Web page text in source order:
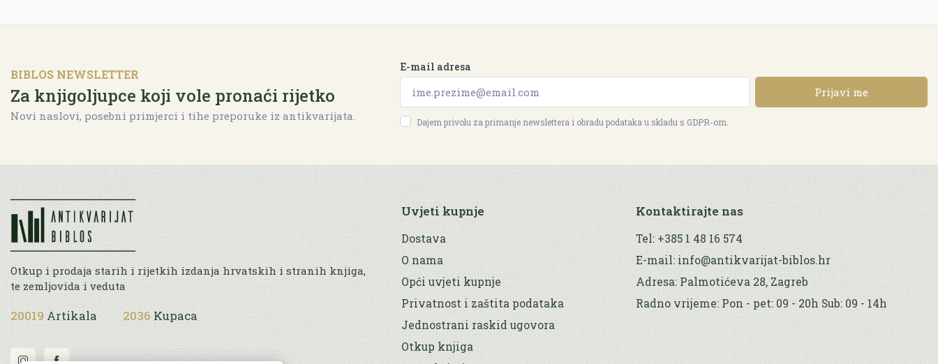
BIBLOS NEWSLETTER
Za knjigoljupce koji vole pronaći rijetko
Novi naslovi, posebni primjerci i tihe preporuke iz antikvarijata.
E-mail adresa
Prijavi me
Dajem privolu za primanje newslettera i obradu podataka u skladu s GDPR-om.
Otkup i prodaja starih i rijetkih izdanja hrvatskih i stranih knjiga,
te zemljovida i veduta
20019 Artikala 2036 Kupaca
Uvjeti kupnje
Dostava
O nama
Opći uvjeti kupnje
Privatnost i zaštita podataka
Jednostrani raskid ugovora
Otkup knjiga
Kontaktirajte nas
Tel: +385 1 48 16 574
E-mail: info@antikvarijat-biblos.hr
Adresa: Palmotićeva 28, Zagreb
Radno vrijeme: Pon - pet: 09 - 20h Sub: 09 - 14h